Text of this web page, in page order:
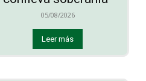
05/08/2026
Leer más